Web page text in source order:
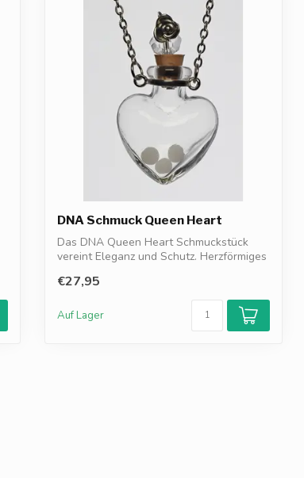
DNA Schmuck Queen Heart
Das DNA Queen Heart Schmuckstück
vereint Eleganz und Schutz. Herzförmiges
€27,95
Auf Lager